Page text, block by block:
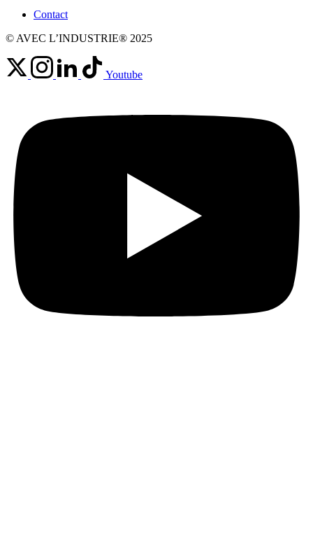
Contact
© AVEC L’INDUSTRIE® 2025
Youtube